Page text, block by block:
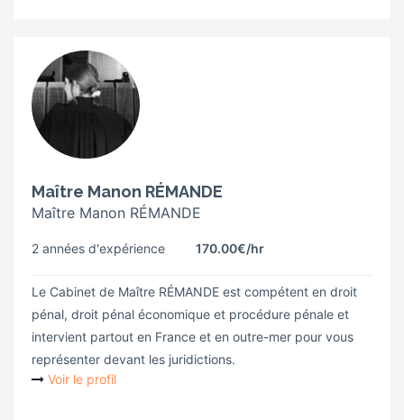
Maître Manon RÉMANDE
Maître Manon RÉMANDE
2 années d'expérience 170.00€/hr
Le Cabinet de Maître RÉMANDE est compétent en droit
pénal, droit pénal économique et procédure pénale et
intervient partout en France et en outre-mer pour vous
représenter devant les juridictions.
Voir le profil